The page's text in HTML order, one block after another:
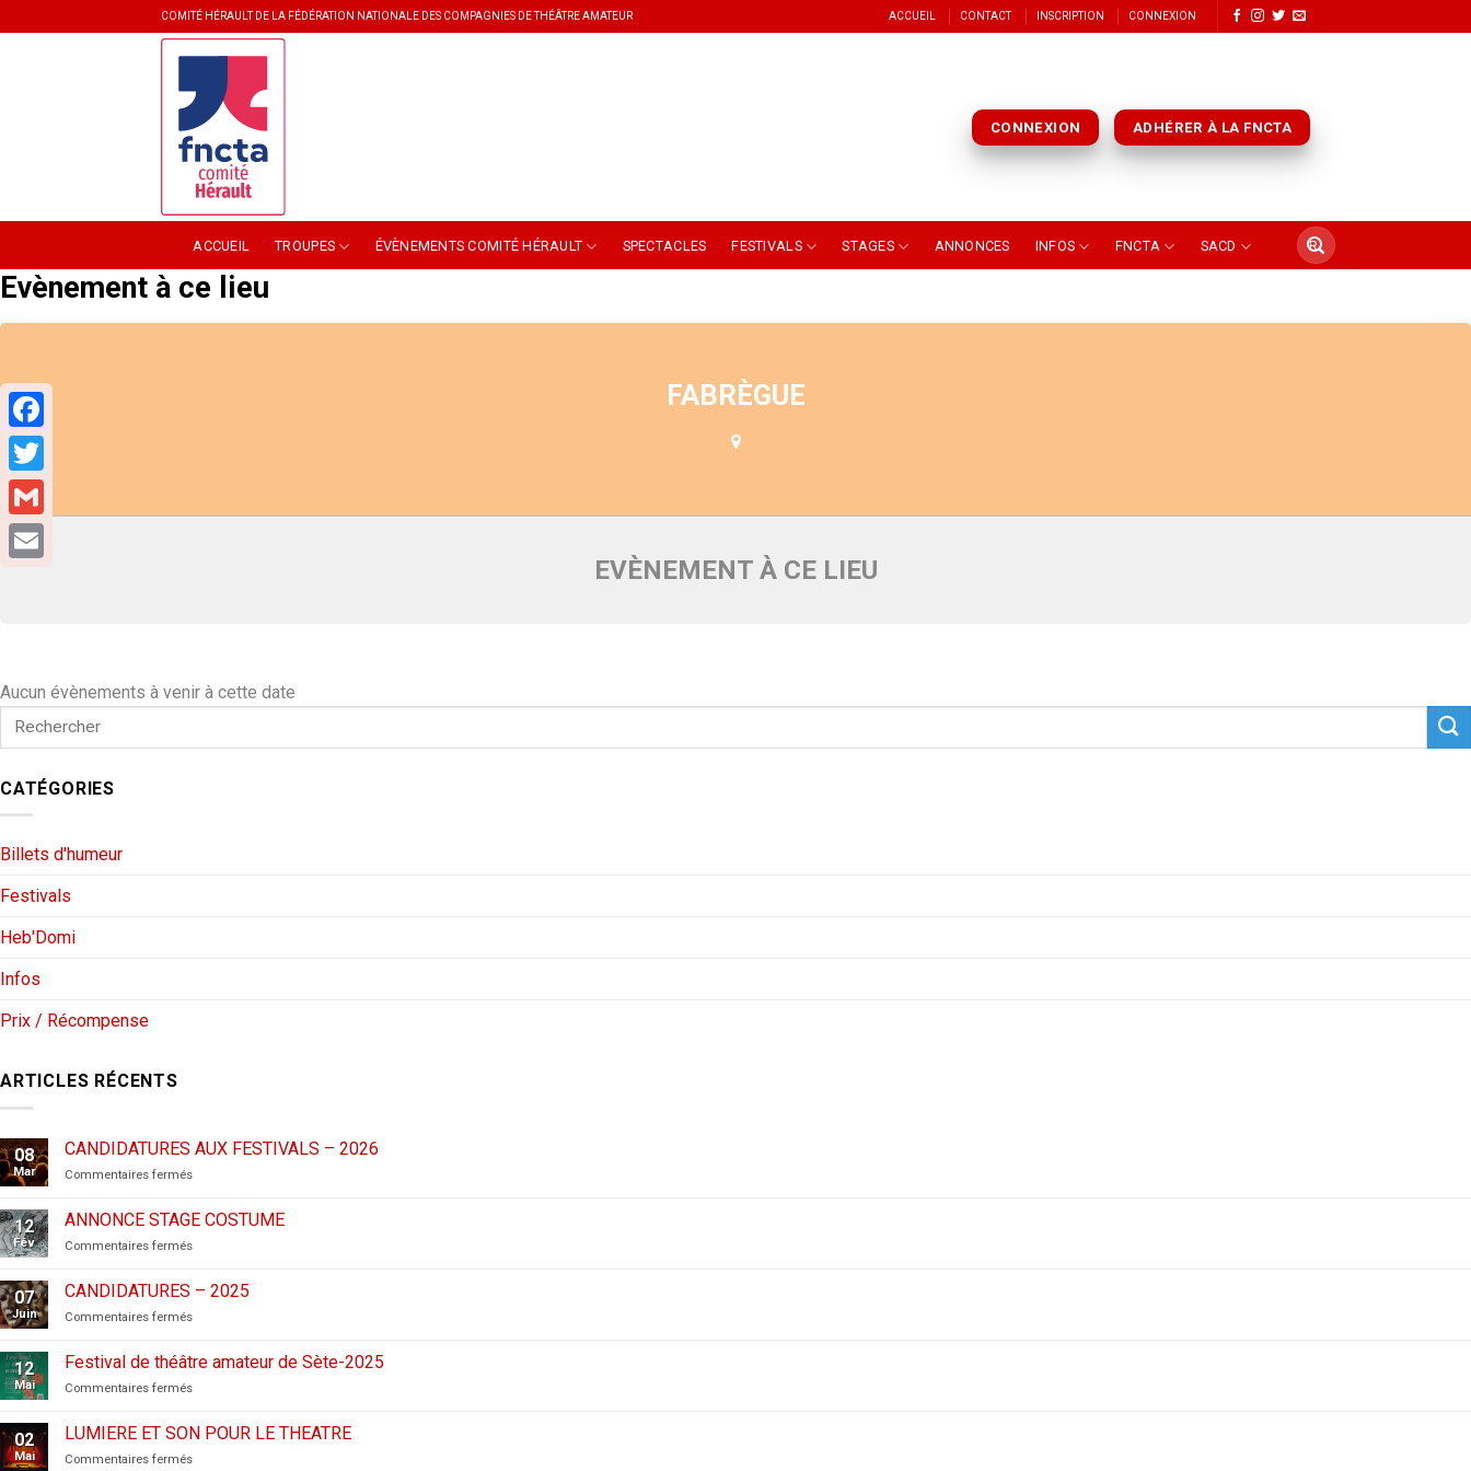
to
COMITÉ HÉRAULT DE LA FÉDÉRATION NATIONALE DES COMPAGNIES DE THÉÂTRE AMATEUR ACCUEIL CONTACT INSCRIPTION CONNEXION
CONNEXION ADHÉRER À LA FNCTA
ACCUEIL TROUPES ÉVÈNEMENTS COMITÉ HÉRAULT SPECTACLES FESTIVALS STAGES ANNONCES INFOS FNCTA SACD
Evènement à ce lieu
FABRÈGUE
EVÈNEMENT À CE LIEU
Aucun évènements à venir à cette date
CATÉGORIES
Billets d'humeur
Festivals
Heb'Domi
Infos
Prix / Récompense
ARTICLES RÉCENTS
08
Mar
CANDIDATURES AUX FESTIVALS – 2026
Commentaires ferméssur
AUX
FESTIVALS
–
12
Fév
ANNONCE STAGE COSTUME
Commentaires ferméssur
STAGE
COSTUME
07
Juin
CANDIDATURES – 2025
Commentaires ferméssur
2025
12
Mai
Festival de théâtre amateur de Sète-2025
Commentaires ferméssur
de
théâtre
amateur
02
Mai
LUMIERE ET SON POUR LE THEATRE
Commentaires ferméssur
Facebook
Twitter
Gmail